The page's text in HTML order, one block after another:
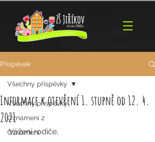
Příspěvek
Všechny příspěvky
Oznámení 2
Oznámení
Všechny příspěvky
Informace k otevření 1. stupně od 12. 4.
2021
Vážení rodiče,